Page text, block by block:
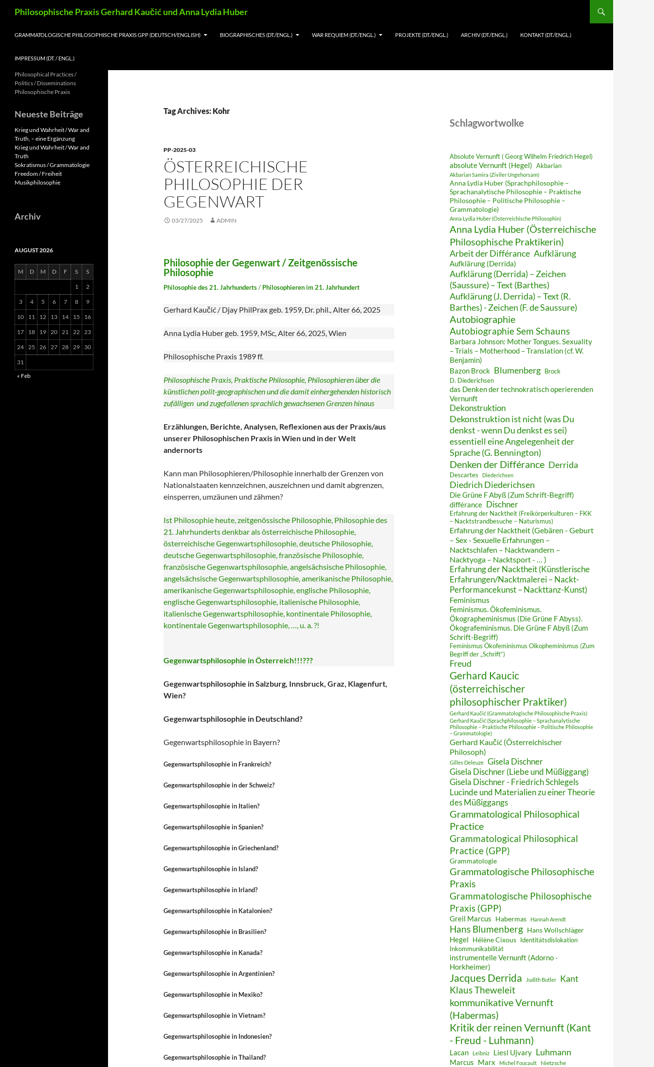
Philosophische Praxis Gerhard Kaučić und Anna Lydia Huber
GRAMMATOLOGISCHE PHILOSOPHISCHE PRAXIS GPP (DEUTSCH/ENGLISH) BIOGRAPHISCHES (DT./ENGL.) WAR REQUIEM (DT./ENGL.) PROJEKTE (DT./ENGL.) ARCHIV (DT./ENGL.) KONTAKT (DT./ENGL.)
IMPRESSUM (DT. / ENGL.)
Tag Archives: Kohr
PP-2025-03
ÖSTERREICHISCHE
PHILOSOPHIE DER
GEGENWART
03/27/2025 ADMIN
Philosophie der Gegenwart / Zeitgenössische
Philosophie
Philosophie des 21. Jahrhunderts/ Philosophieren im 21. Jahrhundert
Gerhard Kaučić / Djay PhilPrax geb. 1959, Dr. phil., Alter 66, 2025
Anna Lydia Huber geb. 1959, MSc, Alter 66, 2025, Wien
Philosophische Praxis 1989 ff.
Philosophische Praxis, Praktische Philosophie, Philosophieren über die
künstlichen polit-geographischen und die damit einhergehenden historisch
zufälligen und zugefallenen sprachlich gewachsenen Grenzen hinaus
Erzählungen, Berichte, Analysen, Reflexionen aus der Praxis/aus
unserer Philosophischen Praxis in Wien und in der Welt
andernorts
Kann man Philosophieren/Philosophie innerhalb der Grenzen von
Nationalstaaten kennzeichnen, auszeichnen und damit abgrenzen,
einsperren, umzäunen und zähmen?
Ist Philosophie heute, zeitgenössische Philosophie, Philosophie des
21. Jahrhunderts denkbar als österreichische Philosophie,
österreichische Gegenwartsphilosophie, deutsche Philosophie,
deutsche Gegenwartsphilosophie, französische Philosophie,
französische Gegenwartsphilosophie, angelsächsische Philosophie,
angelsächsische Gegenwartsphilosophie, amerikanische Philosophie,
amerikanische Gegenwartsphilosophie, englische Philosophie,
englische Gegenwartsphilosophie, italienische Philosophie,
italienische Gegenwartsphilosophie, kontinentale Philosophie,
kontinentale Gegenwartsphilosophie, …, u. a. ?!
Gegenwartsphilosophie in Österreich!!!???
Gegenwartsphilosophie in Salzburg, Innsbruck, Graz, Klagenfurt,
Wien?
Gegenwartsphilosophie in Deutschland?
Gegenwartsphilosophie in Bayern?
Gegenwartsphilosophie in Frankreich?
Gegenwartsphilosophie in der Schweiz?
Gegenwartsphilosophie in Italien?
Gegenwartsphilosophie in Spanien?
Gegenwartsphilosophie in Griechenland?
Gegenwartsphilosophie in Island?
Gegenwartsphilosophie in Irland?
Gegenwartsphilosophie in Katalonien?
Gegenwartsphilosophie in Brasilien?
Gegenwartsphilosophie in Kanada?
Gegenwartsphilosophie in Argentinien?
Gegenwartsphilosophie in Mexiko?
Gegenwartsphilosophie in Vietnam?
Gegenwartsphilosophie in Indonesien?
Gegenwartsphilosophie in Thailand?
Schlagwortwolke
Absolute Vernunft ( Georg Wilhelm Friedrich Hegel)
absolute Vernunft (Hegel) Akbarian
Akbarian Samira (Ziviler Ungehorsam)
Anna Lydia Huber (Sprachphilosophie –
Sprachanalytische Philosophie – Praktische
Philosophie – Politische Philosophie –
Grammatologie)
Anna Lydia Huber (Österreichische Philosophin)
Anna Lydia Huber (Österreichische
Philosophische Praktikerin)
Arbeit der Différance Aufklärung
Aufklärung (Derrida)
Aufklärung (Derrida) – Zeichen
(Saussure) – Text (Barthes)
Aufklärung (J. Derrida) – Text (R.
Barthes) - Zeichen (F. de Saussure)
Autobiographie
Autobiographie Sem Schauns
Barbara Johnson: Mother Tongues. Sexuality
– Trials – Motherhood – Translation (cf. W.
Benjamin)
Bazon Brock Blumenberg Brock
D. Diederichsen
das Denken der technokratisch operierenden
Vernunft
Dekonstruktion
Dekonstruktion ist nicht (was Du
denkst - wenn Du denkst es sei)
essentiell eine Angelegenheit der
Sprache (G. Bennington)
Denken der Différance Derrida
Descartes Diederichsen
Diedrich Diederichsen
Die Grüne F Abyß (Zum Schrift-Begriff)
différance
Dischner
Erfahrung der Nacktheit (Freikörperkulturen – FKK
– Nacktstrandbesuche – Naturismus)
Erfahrung der Nacktheit (Gebären - Geburt
– Sex - Sexuelle Erfahrungen –
Nacktschlafen – Nacktwandern –
Nacktyoga – Nacktsport - … )
Erfahrung der Nacktheit (Künstlerische
Erfahrungen/Nacktmalerei – Nackt-
Performancekunst – Nackttanz-Kunst)
Feminismus
Feminismus. Ökofeminismus.
Ökographeminismus (Die Grüne F Abyss).
Ökografeminismus. Die Grüne F Abyß (Zum
Schrift-Begriff)
Feminismus Ökofeminismus Oikopheminismus (Zum
Begriff der „Schrift“)
Freud
Gerhard Kaucic
(österreichischer
philosophischer Praktiker)
Gerhard Kaučić (Grammatologische Philosophische Praxis)
Gerhard Kaučić (Sprachphilosophie – Sprachanalytische
Philosophie – Praktische Philosophie – Politische Philosophie
– Grammatologie)
Gerhard Kaučić (Österreichischer
Philosoph)
Gilles Deleuze
Gisela Dischner
Gisela Dischner (Liebe und Müßiggang)
Gisela Dischner - Friedrich Schlegels
Lucinde und Materialien zu einer Theorie
des Müßiggangs
Grammatological Philosophical
Practice
Grammatological Philosophical
Practice (GPP)
Grammatologie
Grammatologische Philosophische
Praxis
Grammatologische Philosophische
Praxis (GPP)
Greil Marcus Habermas Hannah Arendt
Hans Blumenberg Hans Wollschläger
Hegel Hélène Cixous Identitätsdislokation
Inkommunikabilität
instrumentelle Vernunft (Adorno -
Horkheimer)
Jacques Derrida Judith Butler Kant
Klaus Theweleit
kommunikative Vernunft
(Habermas)
Kritik der reinen Vernunft (Kant
- Freud - Luhmann)
Lacan Leibniz Liesl Ujvary Luhmann
Marcus Marx Michel Foucault Nietzsche
Philosophical Practices /
Politics / Disseminations
Philosophische Praxis
Neueste Beiträge
Krieg und Wahrheit / War and
Truth, – eine Ergänzung
Krieg und Wahrheit / War and
Truth
Sokratismus / Grammatologie
Freedom / Freiheit
Musikphilosophie
Archiv
AUGUST 2026
M D M D F S S
1 2
3 4 5 6 7 8 9
10 11 12 13 14 15 16
17 18 19 20 21 22 23
24 25 26 27 28 29 30
31
« Feb